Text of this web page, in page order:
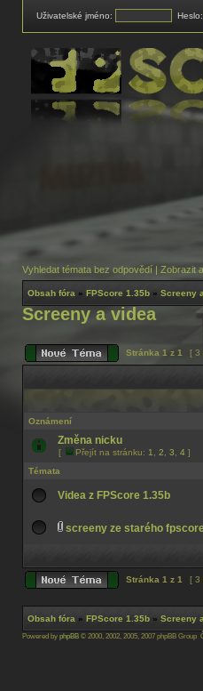
Uživatelské jméno: Heslo:
Vyhledat témata bez odpovědí | Zobrazit
Obsah fóra » FPScore 1.35b » Screeny
Screeny a videa
Stránka 1 z 1 [ 3
Oznámení
Změna nicku
[ Přejít na stránku: 1 2 3 4 ]
Témata
Videa z FPScore 1.35b
screeny ze starého
Stránka 1 z 1 [ 3
Obsah fóra » FPScore 1.35b » Screeny
Powered by phpBB © 2000, 2002, 2005, 2007 phpBB Group